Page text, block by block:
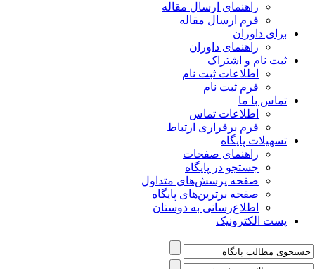
راهنمای ارسال مقاله
فرم ارسال مقاله
برای داوران
راهنمای داوران
ثبت نام و اشتراک
اطلاعات ثبت نام
فرم ثبت نام
تماس با ما
اطلاعات تماس
فرم برقراری ارتباط
تسهیلات پایگاه
راهنمای صفحات
جستجو در پایگاه
صفحه پرسش‌های متداول
صفحه برترین‌های پایگاه
اطلاع‌رسانی به دوستان
پست الکترونیک